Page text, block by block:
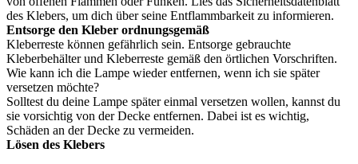
des Klebers, um dich über seine Entflammbarkeit zu informieren.
Entsorge den Kleber ordnungsgemäß
Kleberreste können gefährlich sein. Entsorge gebrauchte
Kleberbehälter und Kleberreste gemäß den örtlichen Vorschriften.
Wie kann ich die Lampe wieder entfernen, wenn ich sie später
versetzen möchte?
Solltest du deine Lampe später einmal versetzen wollen, kannst du
sie vorsichtig von der Decke entfernen. Dabei ist es wichtig,
Schäden an der Decke zu vermeiden.
Lösen des Klebers